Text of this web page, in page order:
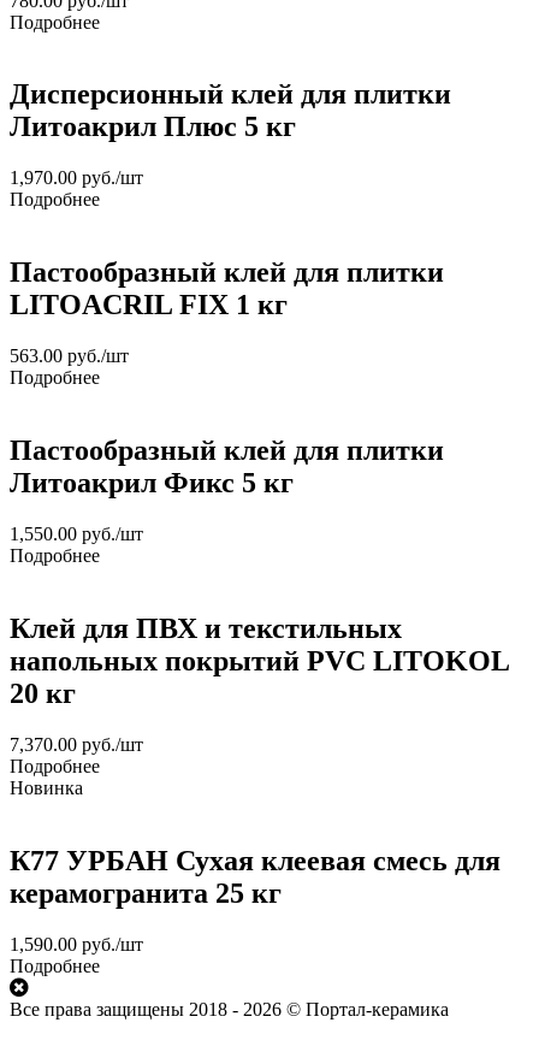
Подробнее
Дисперсионный клей для плитки
Литоакрил Плюс 5 кг
1,970.00 руб./шт
Подробнее
Пастообразный клей для плитки
LITOACRIL FIX 1 кг
563.00 руб./шт
Подробнее
Пастообразный клей для плитки
Литоакрил Фикс 5 кг
1,550.00 руб./шт
Подробнее
Клей для ПВХ и текстильных
напольных покрытий PVC LITOKOL
20 кг
7,370.00 руб./шт
Подробнее
Новинка
К77 УРБАН Сухая клеевая смесь для
керамогранита 25 кг
1,590.00 руб./шт
Подробнее
Все права защищены 2018 - 2026 © Портал-керамика